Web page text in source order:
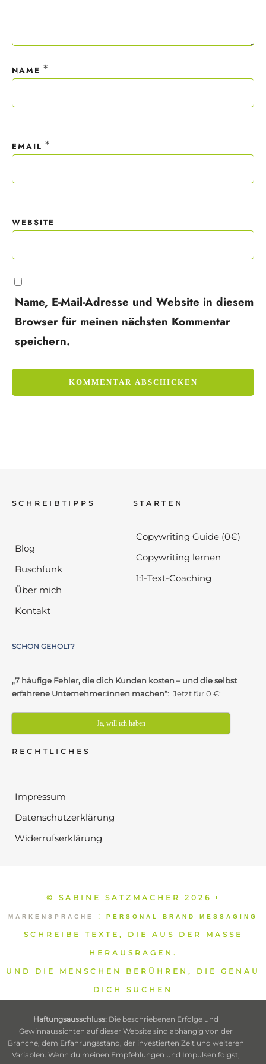
NAME *
EMAIL *
WEBSITE
Name, E-Mail-Adresse und Website in diesem
Browser für meinen nächsten Kommentar
speichern.
SCHREIBTIPPS
Blog
Buschfunk
Über mich
Kontakt
STARTEN
Copywriting Guide (0€)
Copywriting lernen
1:1-Text-Coaching
SCHON GEHOLT?
„7 häufige Fehler, die dich Kunden kosten – und die selbst
erfahrene Unternehmer:innen machen“: Jetzt für 0 €:
Ja, will ich haben
RECHTLICHES
Impressum
Datenschutzerklärung
Widerrufserklärung
© SABINE SATZMACHER 2026 ⁞
MARKENSPRACHE ⁞ PERSONAL BRAND MESSAGING
SCHREIBE TEXTE, DIE AUS DER MASSE
HERAUSRAGEN.
UND DIE MENSCHEN BERÜHREN, DIE GENAU
DICH SUCHEN
Haftungsausschluss: Die beschriebenen Erfolge und
Gewinnaussichten auf dieser Website sind abhängig von der
Branche, dem Erfahrungsstand, der investierten Zeit und weiteren
Variablen. Wenn du meinen Empfehlungen und Impulsen folgst,